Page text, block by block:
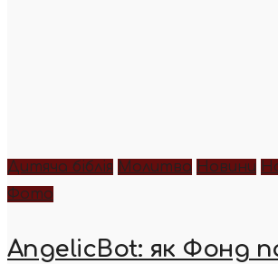
Дитяча біблія Молитва Новини
Фото
AngelicBot: як Фонд